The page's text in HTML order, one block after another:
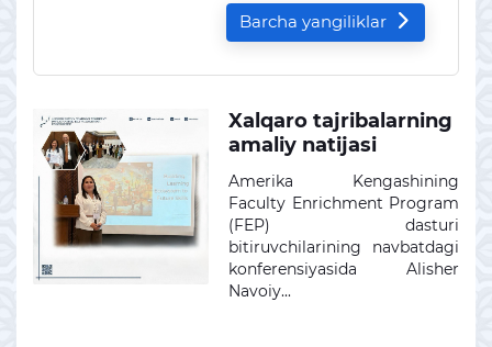
Barcha yangiliklar
Xalqaro tajribalarning
amaliy natijasi
Amerika Kengashining
Faculty Enrichment Program
(FEP) dasturi
bitiruvchilarining navbatdagi
konferensiyasida Alisher
Navoiy...